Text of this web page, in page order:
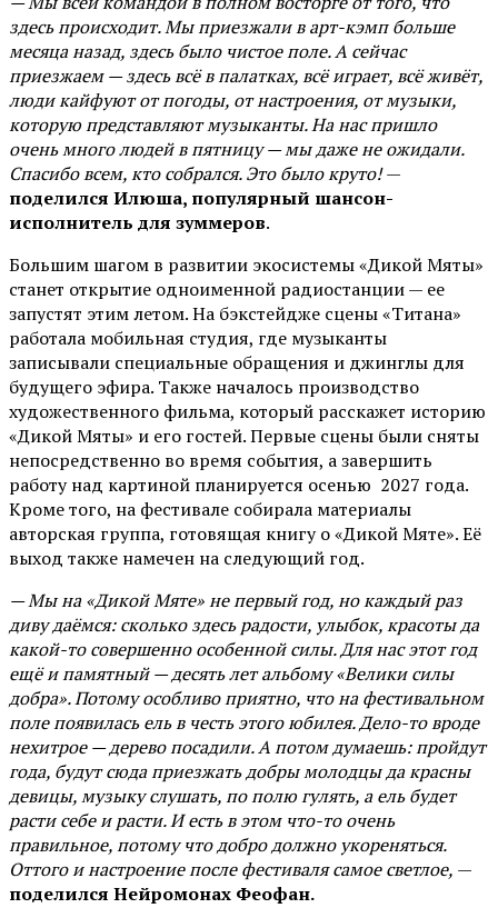
здесь происходит. Мы приезжали в арт-кэмп больше
месяца назад, здесь было чистое поле. А сейчас
приезжаем — здесь всё в палатках, всё играет, всё живёт,
люди кайфуют от погоды, от настроения, от музыки,
которую представляют музыканты. На нас пришло
очень много людей в пятницу — мы даже не ожидали.
Спасибо всем, кто собрался. Это было круто!—
поделился Илюша, популярный шансон-
исполнитель для зуммеров.
Большим шагом в развитии экосистемы «Дикой Мяты»
станет открытие одноименной радиостанции — ее
запустят этим летом. На бэкстейдже сцены «Титана»
работала мобильная студия, где музыканты
записывали специальные обращения и джинглы для
будущего эфира. Также началось производство
художественного фильма, который расскажет историю
«Дикой Мяты» и его гостей. Первые сцены были сняты
непосредственно во время события, а завершить
работу над картиной планируется осенью 2027 года.
Кроме того, на фестивале собирала материалы
авторская группа, готовящая книгу о «Дикой Мяте». Её
выход также намечен на следующий год.
— Мы на «Дикой Мяте» не первый год, но каждый раз
диву даёмся: сколько здесь радости, улыбок, красоты да
какой-то совершенно особенной силы. Для нас этот год
ещё и памятный — десять лет альбому «Велики силы
добра». Потому особливо приятно, что на фестивальном
поле появилась ель в честь этого юбилея. Дело-то вроде
нехитрое — дерево посадили. А потом думаешь: пройдут
года, будут сюда приезжать добры молодцы да красны
девицы, музыку слушать, по полю гулять, а ель будет
расти себе и расти. И есть в этом что-то очень
правильное, потому что добро должно укореняться.
Оттого и настроение после фестиваля самое светлое, —
поделился Нейромонах Феофан.